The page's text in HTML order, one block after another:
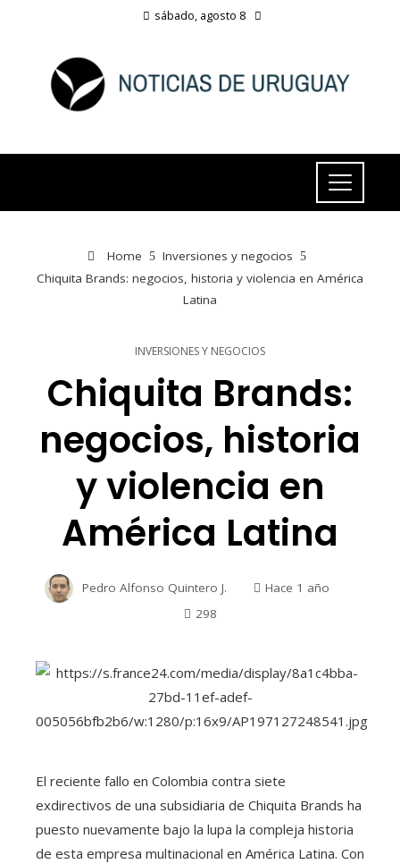
sábado, agosto 8
Home
Inversiones y negocios
Chiquita Brands: negocios, historia y violencia en América
Latina
INVERSIONES Y NEGOCIOS
Chiquita Brands:
negocios, historia
y violencia en
América Latina
Pedro Alfonso Quintero J.
Hace 1 año
298
El reciente fallo en Colombia contra siete
exdirectivos de una subsidiaria de Chiquita Brands ha
puesto nuevamente bajo la lupa la compleja historia
de esta empresa multinacional en América Latina. Con